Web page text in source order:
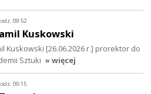
09:52
Kuskowski
Kuskowski [26.06.2026 r.] prorektor do
Sztuki » więcej
09:15